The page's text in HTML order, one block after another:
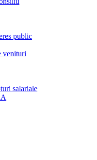
public
venituri
salariale